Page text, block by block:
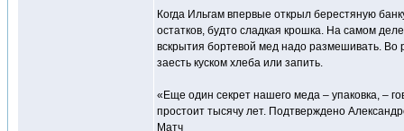
Когда Ильгам впервые открыл берестяную
остатков, будто сладкая крошка. На самом
вскрытия бортевой мед надо размешивать. Во
заесть куском хлеба или запить.
«Еще один секрет нашего меда – упаковка, –
простоит тысячу лет. Подтверждено
Матч